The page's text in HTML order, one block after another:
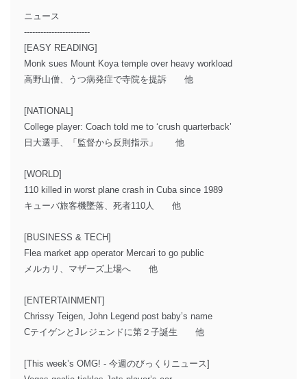
ニュース
------------------------
[EASY READING]
Monk sues Mount Koya temple over heavy workload
高野山僧、うつ病発症で寺院を提訴 他
[NATIONAL]
College player: Coach told me to ‘crush quarterback’
日大選手、「監督から反則指示」 他
[WORLD]
110 killed in worst plane crash in Cuba since 1989
キューバ旅客機墜落、死者110人 他
[BUSINESS & TECH]
Flea market app operator Mercari to go public
メルカリ、マザーズ上場へ 他
[ENTERTAINMENT]
Chrissy Teigen, John Legend post baby’s name
CテイゲンとJレジェンドに第２子誕生 他
[This week’s OMG! - 今週のびっくりニュース]